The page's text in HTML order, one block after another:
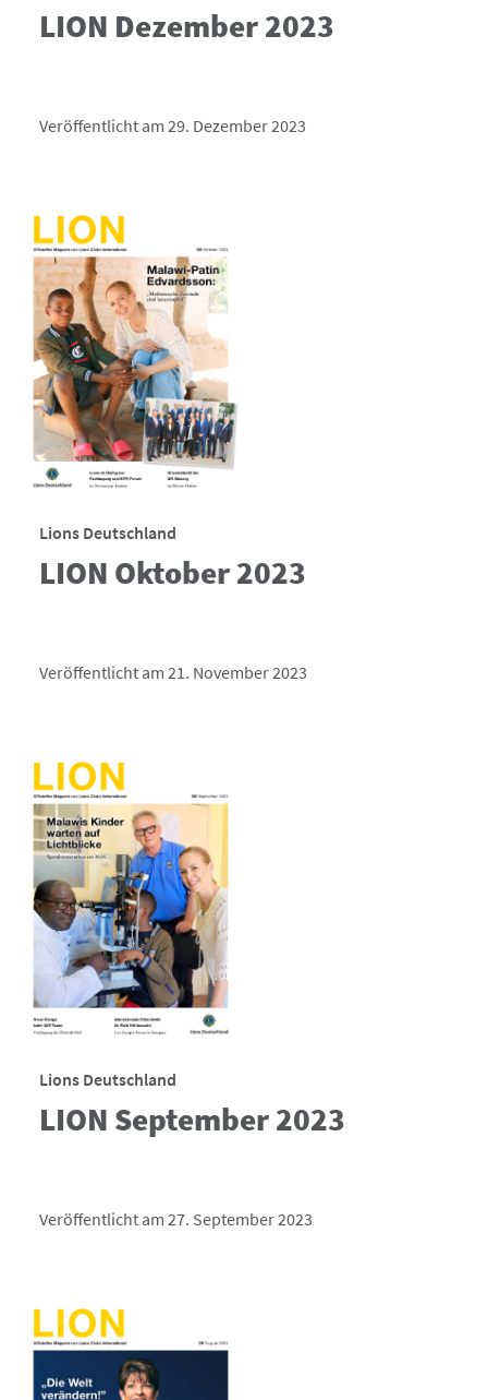
LION Dezember 2023
Veröffentlicht am 29. Dezember 2023
Lions Deutschland
LION Oktober 2023
Veröffentlicht am 21. November 2023
Lions Deutschland
LION September 2023
Veröffentlicht am 27. September 2023